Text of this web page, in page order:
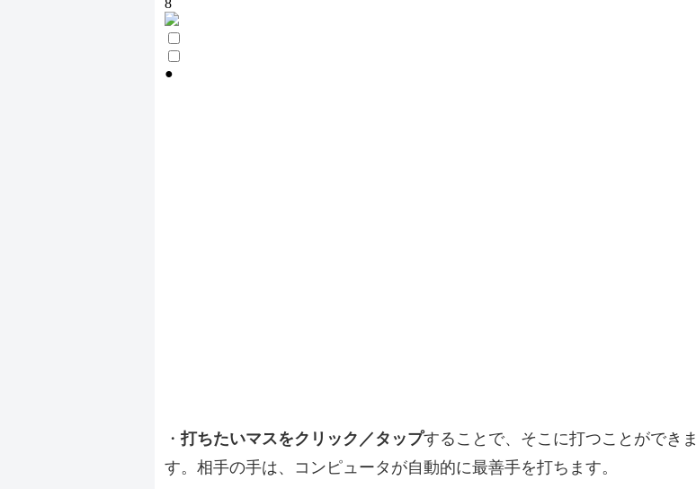
・打ちたいマスをクリック／タップすることで、そこに打つことができま
す。相手の手は、コンピュータが自動的に最善手を打ちます。